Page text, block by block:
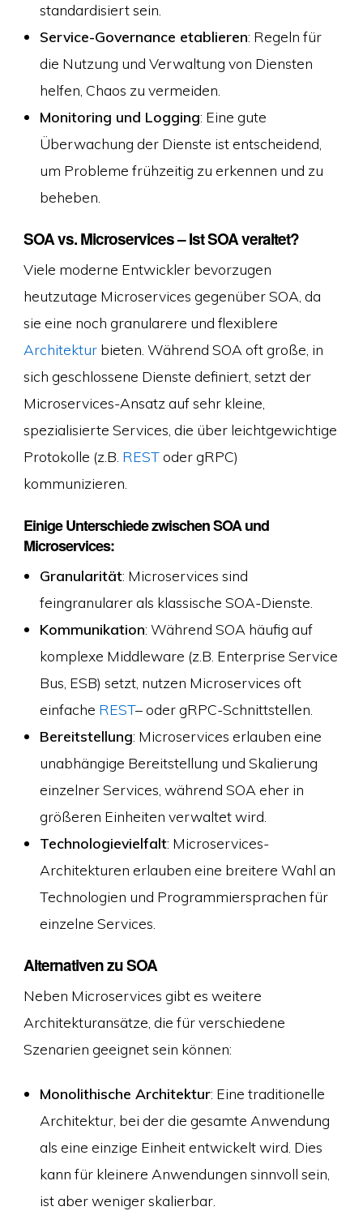
standardisiert sein.
Service-Governance etablieren: Regeln für
die Nutzung und Verwaltung von Diensten
helfen, Chaos zu vermeiden.
Monitoring und Logging: Eine gute
Überwachung der Dienste ist entscheidend,
um Probleme frühzeitig zu erkennen und zu
beheben.
SOA vs. Microservices – Ist SOA veraltet?
Viele moderne Entwickler bevorzugen
heutzutage Microservices gegenüber SOA, da
sie eine noch granularere und flexiblere
Architekturbieten. Während SOA oft große, in
sich geschlossene Dienste definiert, setzt der
Microservices-Ansatz auf sehr kleine,
spezialisierte Services, die über leichtgewichtige
Protokolle (z.B. RESToder gRPC)
kommunizieren.
Einige Unterschiede zwischen SOA und
Microservices:
Granularität: Microservices sind
feingranularer als klassische SOA-Dienste.
Kommunikation: Während SOA häufig auf
komplexe Middleware (z.B. Enterprise Service
Bus, ESB) setzt, nutzen Microservices oft
einfache REST– oder gRPC-Schnittstellen.
Bereitstellung: Microservices erlauben eine
unabhängige Bereitstellung und Skalierung
einzelner Services, während SOA eher in
größeren Einheiten verwaltet wird.
Technologievielfalt: Microservices-
Architekturen erlauben eine breitere Wahl an
Technologien und Programmiersprachen für
einzelne Services.
Alternativen zu SOA
Neben Microservices gibt es weitere
Architekturansätze, die für verschiedene
Szenarien geeignet sein können:
Monolithische Architektur: Eine traditionelle
Architektur, bei der die gesamte Anwendung
als eine einzige Einheit entwickelt wird. Dies
kann für kleinere Anwendungen sinnvoll sein,
ist aber weniger skalierbar.